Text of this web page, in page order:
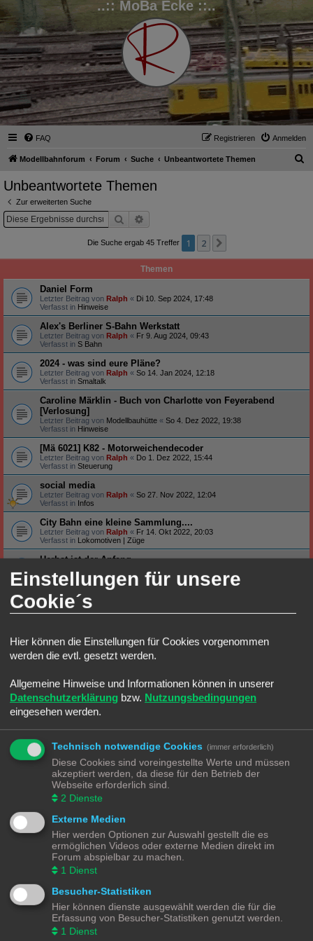
..:: MoBa Ecke ::..
FAQ Anmelden
Registrieren
Modellbahnforum Forum Suche Unbeantwortete Themen
Unbeantwortete Themen
Zur erweiterten Suche
Suche
Die Suche ergab 45 Treffer 1 2
Themen
Daniel Form
Letzter Beitrag von Ralph « Di 10. Sep 2024, 17:48
Verfasst in Hinweise
Alex's Berliner S-Bahn Werkstatt
Letzter Beitrag von Ralph « Fr 9. Aug 2024, 09:43
Verfasst in S Bahn
2024 - was sind eure Pläne?
Letzter Beitrag von Ralph « So 14. Jan 2024, 12:18
Verfasst in Smaltalk
Caroline Märklin - Buch von Charlotte von Feyerabend
[Verlosung]
Letzter Beitrag von Modellbauhütte « So 4. Dez 2022, 19:38
Verfasst in Hinweise
[Mä 6021] K82 - Motorweichendecoder
Letzter Beitrag von Ralph « Do 1. Dez 2022, 15:44
Verfasst in Steuerung
social media
Letzter Beitrag von Ralph « So 27. Nov 2022, 12:04
Verfasst in Infos
City Bahn eine kleine Sammlung....
Letzter Beitrag von Ralph « Fr 14. Okt 2022, 20:03
Verfasst in Lokomotiven | Züge
Herbst ist der Anfang
Verfasst in
Smaltalk
Neu auf meinem Tisch ...
Letzter Beitrag von
Verfasst inSmaltalk
Letzter Beitrag vonRalph«Sa 25. Jun 2022, 08:45
Verfasst inSmaltalk
Letzter Beitrag von Ralph «Sa 25. Jun 2022, 08:30
Verfasst inSpiele & Co.
Umbauwagen ROCO
Letzter Beitrag von
Märklin BR216 (V160) CARGO digitalisieren
Letzter Beitrag von «Fr 20. Mai 2022, 17:36
Verfasst in Lokomotiven | Züge
Schotter Beladung selber machen
Verfasst inGestaltungstipps und Tricks
Märklin K83 Weichendecoder - Separate Stromeinspeisung
Letzter Beitrag von
Verfasst inDigital
Software - aber Welche - Teil 4
Letzter Beitrag von
Verfasst inSteuerung
Software - aber Welche - Teil 3
Letzter Beitrag von Moba_GM
Do 3. Mär 2022, 19:12
Verfasst inSteuerung
Software - aber Welche - Teil 2
Einstellungen für unsere
Cookie´s
Hier können die Einstellungen für Cookies vorgenommen
werden die evtl. gesetzt werden.
Allgemeine Hinweise und Informationen können in unserer
Datenschutzerklärung bzw. Nutzungsbedingungen
eingesehen werden.
Technisch notwendige Cookies (immer erforderlich)
Diese Cookies sind voreingestellte Werte und müssen
akzeptiert werden, da diese für den Betrieb der
Webseite erforderlich sind.
2 Dienste
Externe Medien
Hier werden Optionen zur Auswahl gestellt die es
ermöglichen Videos oder externe Medien direkt im
Forum abspielbar zu machen.
1 Dienst
Besucher-Statistiken
Hier können dienste ausgewählt werden die für die
Erfassung von Besucher-Statistiken genutzt werden.
1 Dienst